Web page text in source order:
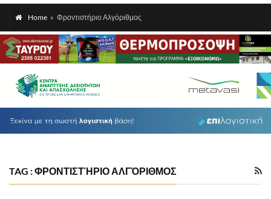
Home » Φροντιστήριο Αλγόριθμος
TAG : ΦΡΟΝΤΙΣΤΉΡΙΟ ΑΛΓΌΡΙΘΜΟΣ